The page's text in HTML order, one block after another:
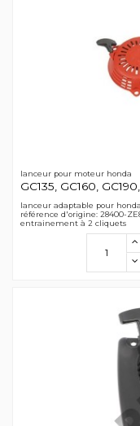
lanceur pour moteur honda
GC135, GC160,
lanceur adaptable pour honda
référence d'origine: 28400-
entrainement à 2 cliquets